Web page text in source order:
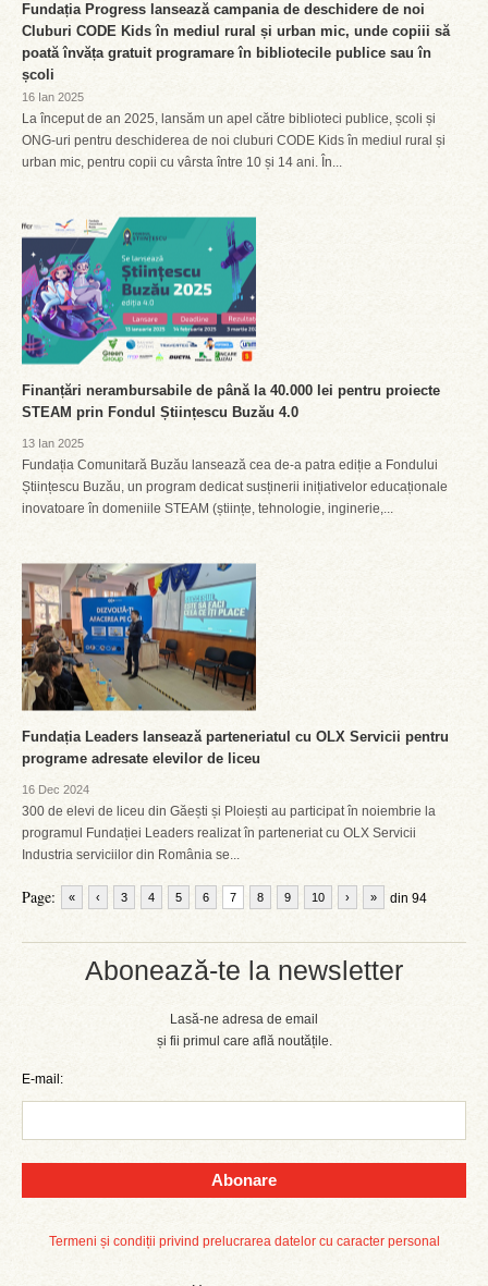
Abonează-te la newsletter
Lasă-ne adresa de email
și fii primul care află noutățile.
E-mail:
Abonare
Termeni și condiții privind prelucrarea datelor cu caracter personal
Fundația Progress lansează campania de deschidere de noi
Cluburi CODE Kids în mediul rural și urban mic, unde copiii să
poată învăța gratuit programare în bibliotecile publice sau în
școli
16 Ian 2025
La început de an 2025, lansăm un apel către biblioteci publice, școli și
ONG-uri pentru deschiderea de noi cluburi CODE Kids în mediul rural și
urban mic, pentru copii cu vârsta între 10 și 14 ani. În...
Finanțări nerambursabile de până la 40.000 lei pentru proiecte
STEAM prin Fondul Științescu Buzău 4.0
13 Ian 2025
Fundația Comunitară Buzău lansează cea de-a patra ediție a Fondului
Științescu Buzău, un program dedicat susținerii inițiativelor educaționale
inovatoare în domeniile STEAM (științe, tehnologie, inginerie,...
Fundația Leaders lansează parteneriatul cu OLX Servicii pentru
programe adresate elevilor de liceu
16 Dec 2024
300 de elevi de liceu din Găești și Ploiești au participat în noiembrie la
programul Fundației Leaders realizat în parteneriat cu OLX Servicii
Industria serviciilor din România se...
Page: « ‹ 3 4 5 6 7 8 9 10 din 94
› »